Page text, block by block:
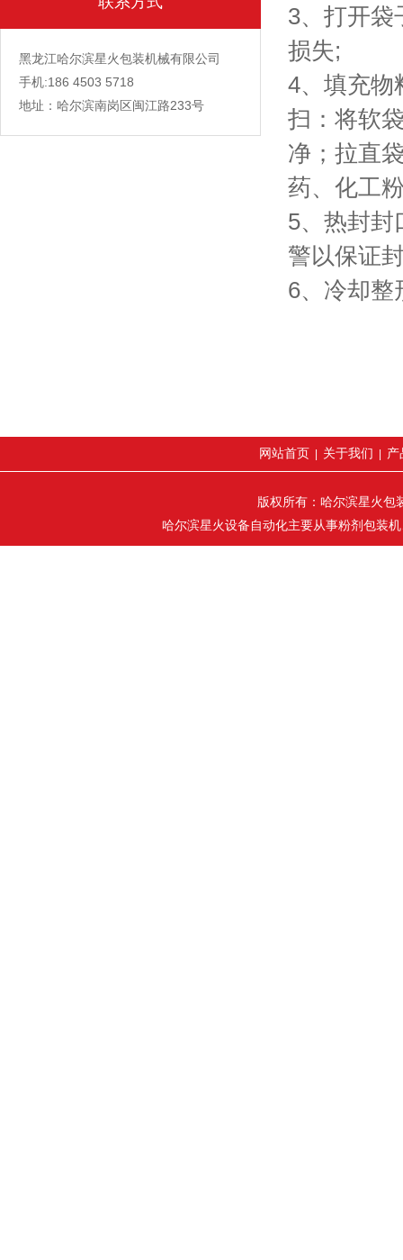
黑龙江哈尔滨星火包装机械有限公司
手机:186 4503 5718
地址：哈尔滨南岗区闽江路233号
3、打开袋
损失;
4、填充物
扫：将软
净；拉直
药、化工
5、热封封
警以保证
6、冷却整
网站首页 关于我们 产
版权所有：哈尔滨星火包
哈尔滨星火设备自动化主要从事粉剂包装